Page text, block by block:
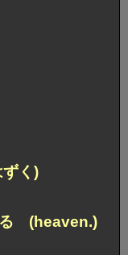
く)
る (heaven.)